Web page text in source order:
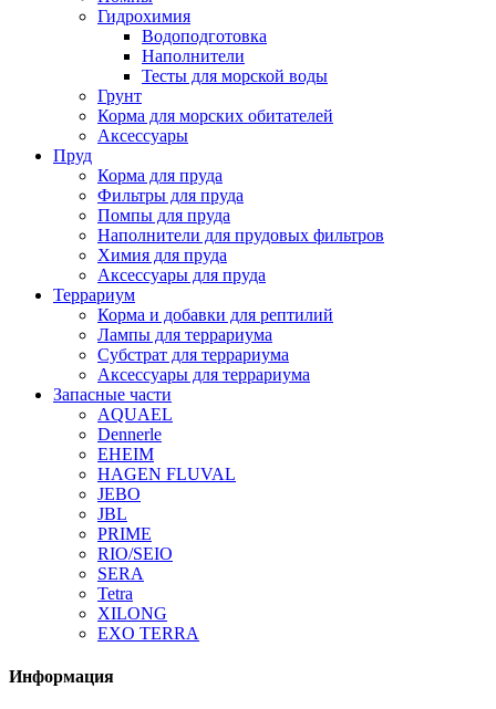
Гидрохимия
Водоподготовка
Наполнители
Тесты для морской воды
Грунт
Корма для морских обитателей
Аксессуары
Пруд
Корма для пруда
Фильтры для пруда
Помпы для пруда
Наполнители для прудовых фильтров
Химия для пруда
Аксессуары для пруда
Террариум
Корма и добавки для рептилий
Лампы для террариума
Субстрат для террариума
Аксессуары для террариума
Запасные части
AQUAEL
Dennerle
EHEIM
HAGEN FLUVAL
JEBO
JBL
PRIME
RIO/SEIO
SERA
Tetra
XILONG
EXO TERRA
Информация